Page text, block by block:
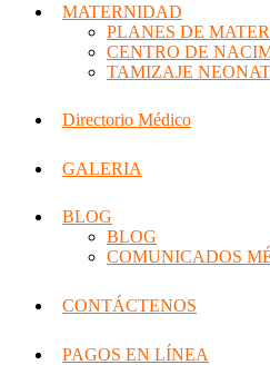
MATERNIDAD
PLANES DE
CENTRO DE
TAMIZAJE
Directorio Médico
GALERIA
BLOG
BLOG
COMUNICADOS
CONTÁCTENOS
PAGOS EN LÍNEA